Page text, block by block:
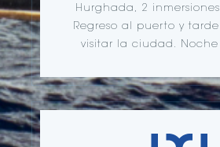
Hurghada, 2
Regreso al puerto y
visitar la ciudad. Noche